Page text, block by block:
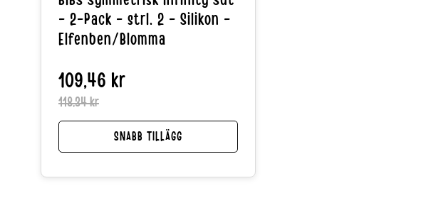
- 2-Pack - strl. 2 - Silikon -
Elfenben/Blomma
109,46 kr
118,34 kr
SNABB TILLÄGG